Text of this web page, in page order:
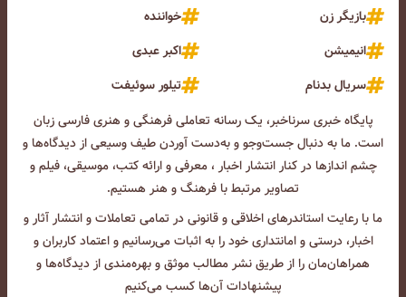
بازیگر زن
خواننده
انیمیشن
اکبر عبدی
سریال بدنام
تیلور سوئیفت
پایگاه خبری سرناخبر، یک رسانه تعاملی فرهنگی و هنری فارسی زبان
است. ما به دنبال جست‌و‌جو و به‌دست آوردن طیف وسیعی از دیدگاه‌ها و
چشم انداز‌ها در کنار انتشار اخبار ، معرفی و ارائه کتب، موسیقی، فیلم و
تصاویر مرتبط با فرهنگ و هنر هستیم.
ما با رعایت استاندرهای اخلاقی و قانونی در تمامی تعاملات و انتشار آثار و
اخبار، درستی و امانتداری خود را به اثبات می‌رسانیم و اعتماد کاربران و
همراهان‌مان را از طریق نشر مطالب موثق و بهره‌مندی از دیدگاه‌ها و
پیشنهادات آن‌ها کسب می‌کنیم